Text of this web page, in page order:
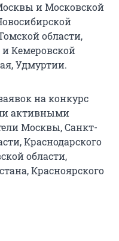
и Московской
области,
и Кемеровской
Удмуртии.
на конкурс
активными
Москвы, Санкт-
Краснодарского
области,
Красноярского